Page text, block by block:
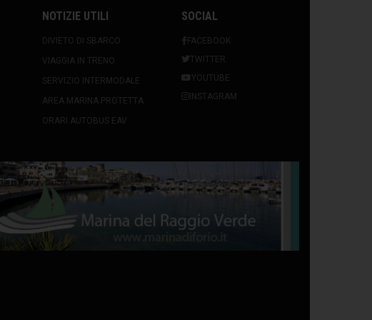
NOTIZIE UTILI
DIVIETO DI SBARCO
VIAGGIA IN TRENO
SERVIZIO INTERMODALE
AREA MARINA PROTETTA
ORARI AUTOBUS EAV
SOCIAL
FACEBOOK
TWITTER
YOUTUBE
INSTAGRAM